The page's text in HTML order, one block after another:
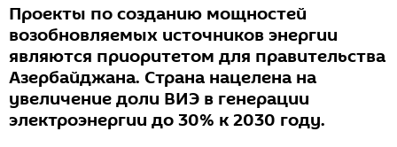
Проекты по созданию мощностей
возобновляемых источников энергии
являются приоритетом для правительства
Азербайджана. Страна нацелена на
увеличение доли ВИЭ в генерации
электроэнергии до 30% к 2030 году.